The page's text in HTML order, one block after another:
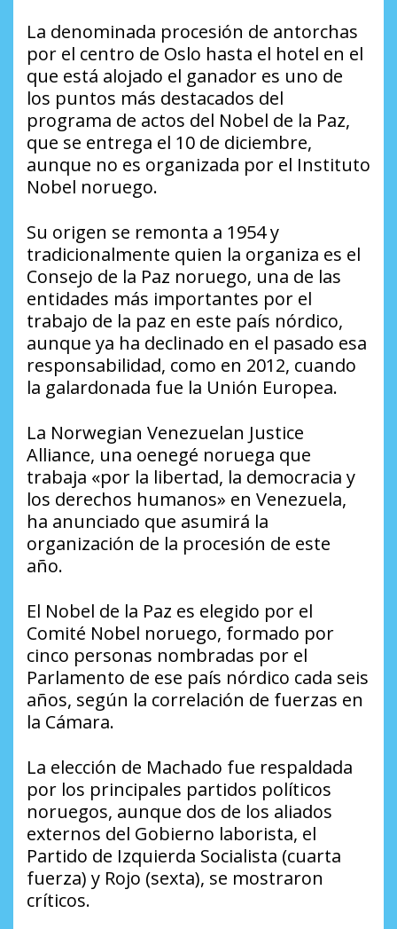
La denominada procesión de antorchas
por el centro de Oslo hasta el hotel en el
que está alojado el ganador es uno de
los puntos más destacados del
programa de actos del Nobel de la Paz,
que se entrega el 10 de diciembre,
aunque no es organizada por el Instituto
Nobel noruego.
Su origen se remonta a 1954 y
tradicionalmente quien la organiza es el
Consejo de la Paz noruego, una de las
entidades más importantes por el
trabajo de la paz en este país nórdico,
aunque ya ha declinado en el pasado esa
responsabilidad, como en 2012, cuando
la galardonada fue la Unión Europea.
La Norwegian Venezuelan Justice
Alliance, una oenegé noruega que
trabaja «por la libertad, la democracia y
los derechos humanos» en Venezuela,
ha anunciado que asumirá la
organización de la procesión de este
año.
El Nobel de la Paz es elegido por el
Comité Nobel noruego, formado por
cinco personas nombradas por el
Parlamento de ese país nórdico cada seis
años, según la correlación de fuerzas en
la Cámara.
La elección de Machado fue respaldada
por los principales partidos políticos
noruegos, aunque dos de los aliados
externos del Gobierno laborista, el
Partido de Izquierda Socialista (cuarta
fuerza) y Rojo (sexta), se mostraron
críticos.